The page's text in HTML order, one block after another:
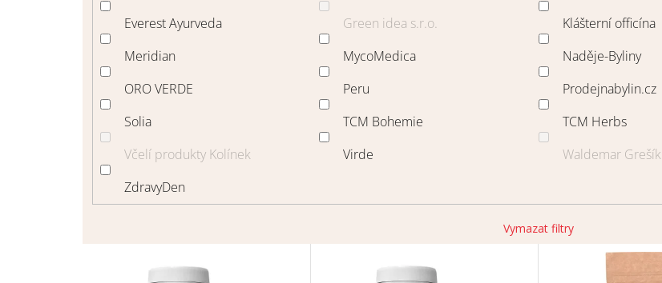
Everest Ayurveda
Green idea s.r.o. Klášterní officína
Meridian
MycoMedica Naděje-Byliny
ORO VERDE
Peru Prodejnabylin.cz
Solia
TCM Bohemie TCM Herbs
Včelí produkty Kolínek
Virde Waldemar Grešík
ZdravyDen
Vymazat filtry